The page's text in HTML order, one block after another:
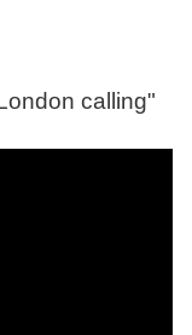
calling"